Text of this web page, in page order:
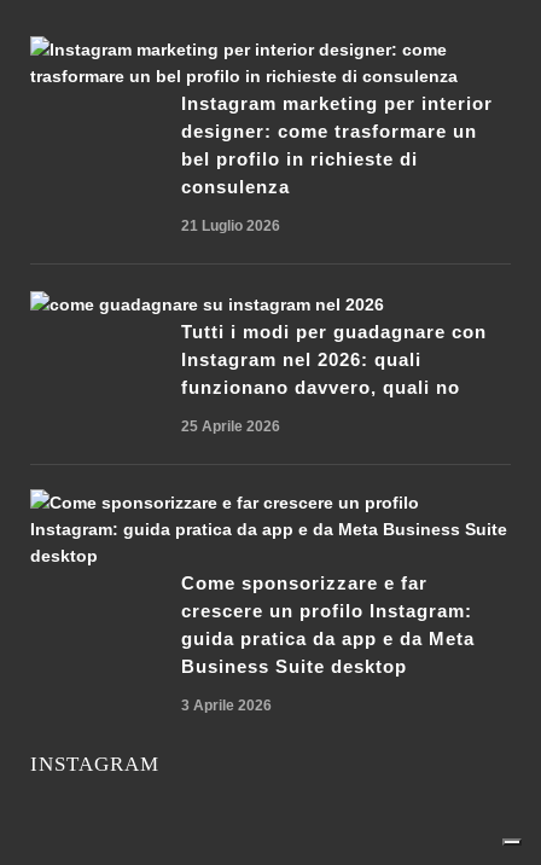
Instagram marketing per interior
designer: come trasformare un
bel profilo in richieste di
consulenza
21 Luglio 2026
Tutti i modi per guadagnare con
Instagram nel 2026: quali
funzionano davvero, quali no
25 Aprile 2026
Come sponsorizzare e far
crescere un profilo Instagram:
guida pratica da app e da Meta
Business Suite desktop
3 Aprile 2026
INSTAGRAM